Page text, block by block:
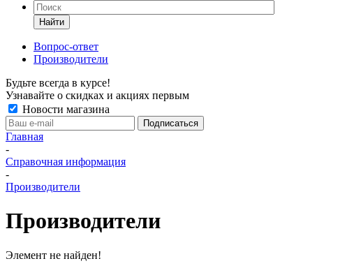
Найти
Вопрос-ответ
Производители
Будьте всегда в курсе!
Узнавайте о скидках и акциях первым
Новости магазина
Главная
-
Справочная информация
-
Производители
Производители
Элемент не найден!